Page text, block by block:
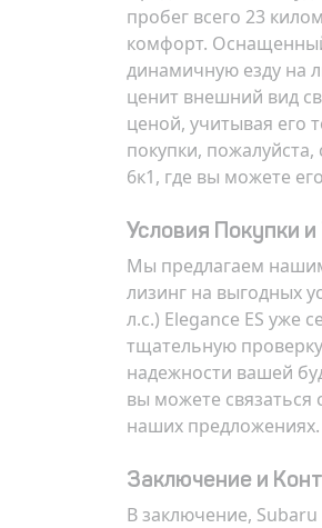
пробег всего 23
комфорт.
динамичную езду на
ценит внешний вид
ценой, учитывая его
покупки,
6к1, где вы можете
Условия Покупки
Мы предлагаем
лизинг на выгодных
л.с.) Elegance ES уже
тщательную
надежности вашей
вы можете
наших предложениях.
Заключение и
В заключение, Subaru